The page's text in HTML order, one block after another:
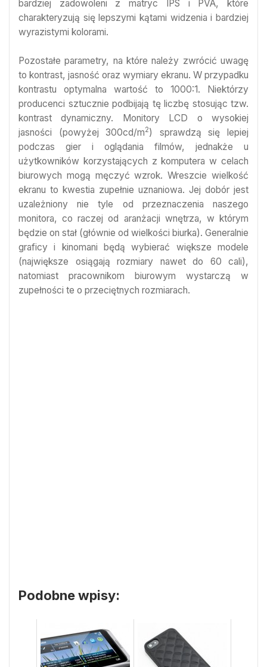
bardziej zadowoleni z matryc IPS i PVA, które
charakteryzują się lepszymi kątami widzenia i bardziej
wyrazistymi kolorami.
Pozostałe parametry, na które należy zwrócić uwagę
to kontrast, jasność oraz wymiary ekranu. W przypadku
kontrastu optymalna wartość to 1000:1. Niektórzy
producenci sztucznie podbijają tę liczbę stosując tzw.
kontrast dynamiczny. Monitory LCD o wysokiej
jasności (powyżej 300cd/m2) sprawdzą się lepiej
podczas gier i oglądania filmów, jednakże u
użytkowników korzystających z komputera w celach
biurowych mogą męczyć wzrok. Wreszcie wielkość
ekranu to kwestia zupełnie uznaniowa. Jej dobór jest
uzależniony nie tyle od przeznaczenia naszego
monitora, co raczej od aranżacji wnętrza, w którym
będzie on stał (głównie od wielkości biurka). Generalnie
graficy i kinomani będą wybierać większe modele
(największe osiągają rozmiary nawet do 60 cali),
natomiast pracownikom biurowym wystarczą w
zupełności te o przeciętnych rozmiarach.
Podobne wpisy: